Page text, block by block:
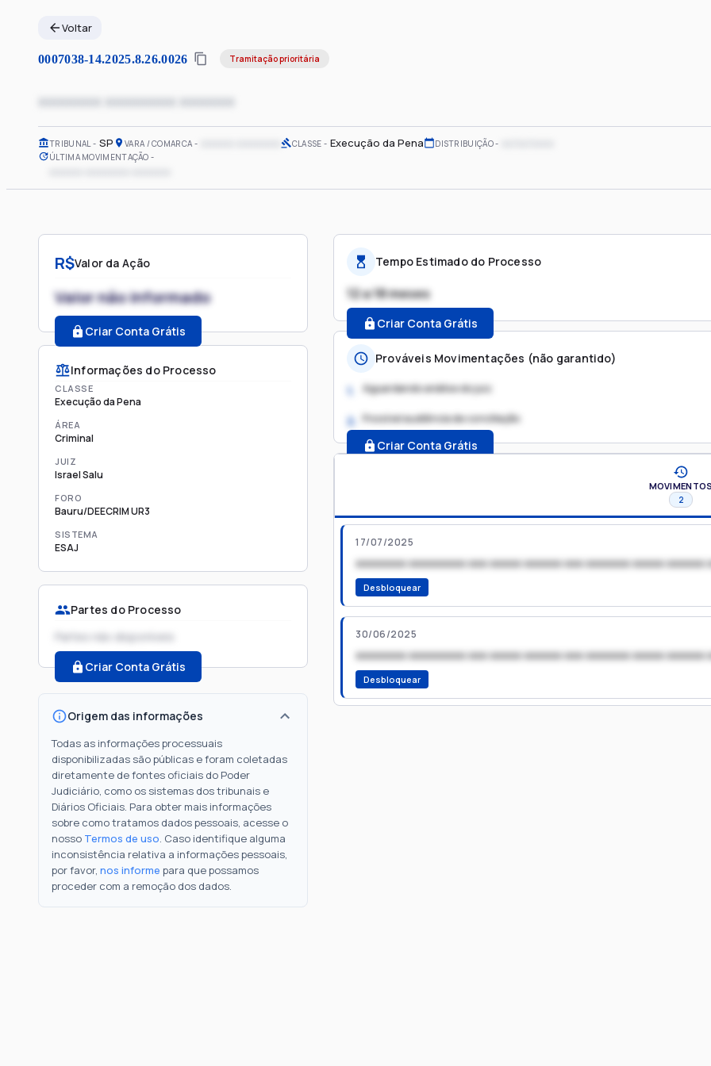
Voltar
0007038-14.2025.8.26.0026 Tramitação prioritária
xxxxxxxx xxxxxxxxx xxxxxxx
TRIBUNAL SP VARA / COMARCA CLASSE Execução da Pena DISTRIBUIÇÃO
ÚLTIMA MOVIMENTAÇÃO
R$Valor da Ação
Valor não informado
Criar Conta Grátis
Informações do Processo
CLASSE
Execução da Pena
ÁREA
Criminal
JUIZ
Israel Salu
FORO
Bauru/DEECRIM UR3
SISTEMA
ESAJ
Partes do Processo
Partes não disponíveis
Criar Conta Grátis
Origem das informações
Todas as informações processuais
disponibilizadas são públicas e foram coletadas
diretamente de fontes oficiais do Poder
Judiciário, como os sistemas dos tribunais e
Diários Oficiais. Para obter mais informações
sobre como tratamos dados pessoais, acesse o
nosso Termos de uso. Caso identifique alguma
inconsistência relativa a informações pessoais,
por favor, nos informe para que possamos
proceder com a remoção dos dados.
Tempo Estimado do Processo
12 a 18 meses
Criar Conta Grátis
Prováveis Movimentações (não garantido)
1. Aguardando análise do juiz
2. Possível audiência de conciliação
Criar Conta Grátis
MOVIMENTOS
2
17/07/2025
xxxxxxxx xxxxxxxxx xxx xxxxx xxxxxx xxx xxxxxxx xxxxx xxxxxx
Desbloquear
30/06/2025
xxxxxxxx xxxxxxxxx xxx xxxxx xxxxxx xxx xxxxxxx xxxxx xxxxxx
Desbloquear